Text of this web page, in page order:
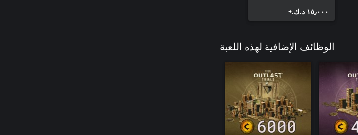
١٥٫٠٠٠ د.ك.‏+
الوظائف الإضافية لهذه اللعبة